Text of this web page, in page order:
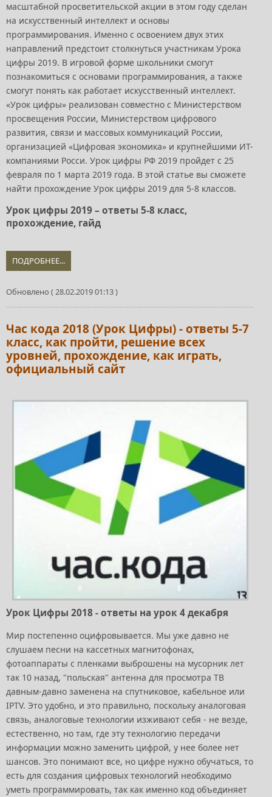
масштабной просветительской акции в этом году сделан
на искусственный интеллект и основы
программирования. Именно с освоением двух этих
направлений предстоит столкнуться участникам Урока
цифры 2019. В игровой форме школьники смогут
познакомиться с основами программирования, а также
смогут понять как работает искусственный интеллект.
«Урок цифры» реализован совместно с Министерством
просвещения России, Министерством цифрового
развития, связи и массовых коммуникаций России,
организацией «Цифровая экономика» и крупнейшими ИТ-
компаниями Росси. Урок цифры РФ 2019 пройдет с 25
февраля по 1 марта 2019 года. В этой статье вы сможете
найти прохождение Урок цифры 2019 для 5-8 классов.
Урок цифры 2019 – ответы 5-8 класс,
прохождение, гайд
ПОДРОБНЕЕ...
Обновлено ( 28.02.2019 01:13 )
Час кода 2018 (Урок Цифры) - ответы 5-7
класс, как пройти, решение всех
уровней, прохождение, как играть,
официальный сайт
Урок Цифры 2018 - ответы на урок 4 декабря
Мир постепенно оцифровывается. Мы уже давно не
слушаем песни на кассетных магнитофонах,
фотоаппараты с пленками выброшены на мусорник лет
так 10 назад, "польская" антенна для просмотра ТВ
давным-давно заменена на спутниковое, кабельное или
IPTV. Это удобно, и это правильно, поскольку аналоговая
связь, аналоговые технологии изживают себя - не везде,
естественно, но там, где эту технологию передачи
информации можно заменить цифрой, у нее более нет
шансов. Это понимают все, но цифре нужно обучаться, то
есть для создания цифровых технологий необходимо
уметь программировать, так как именно код объединяет